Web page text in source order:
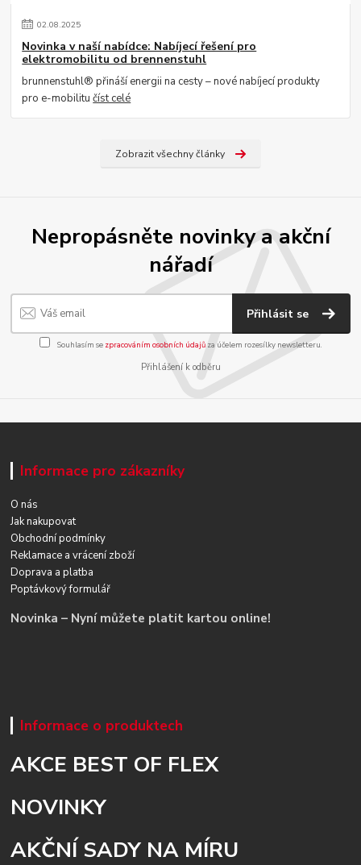
02.08.2025
Novinka v naší nabídce: Nabíjecí řešení pro
elektromobilitu od brennenstuhl
brunnenstuhl® přináší energii na cesty – nové nabíjecí produkty
pro e-mobilitučíst celé
Zobrazit všechny články
Nepropásněte novinky a akční
nářadí
Přihlásit se
Souhlasím se zpracováním osobních údajůza účelem rozesílky newsletteru.
Přihlášení k odběru
Informace pro zákazníky
O nás
Jak nakupovat
Obchodní podmínky
Reklamace a vrácení zboží
Doprava a platba
Poptávkový formulář
Novinka – Nyní můžete platit kartou online!
Informace o produktech
AKCE BEST OF FLEX
NOVINKY
AKČNÍ SADY NA MÍRU